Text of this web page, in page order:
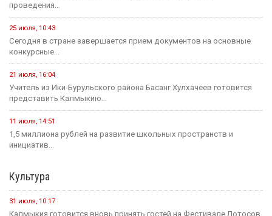
проведения...
25 июля, 10:43
Сегодня в стране завершается прием документов на основные
конкурсные...
21 июля, 16:04
Учитель из Ики-Бурульского района Басанг Хулхачеев готовится
представить Калмыкию...
11 июля, 14:51
1,5 миллиона рублей на развитие школьных пространств и
инициатив...
Культура
31 июля, 10:17
Калмыкия готовится вновь принять гостей на Фестивале Лотосов.